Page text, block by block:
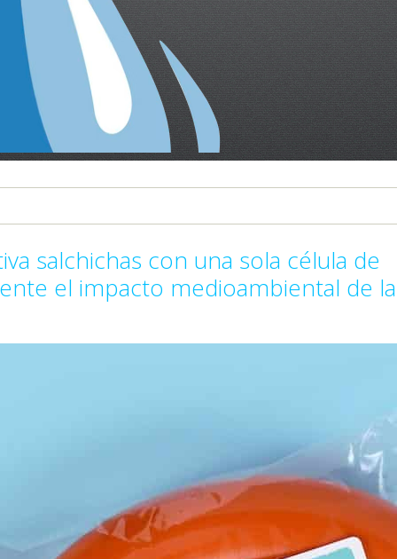
que tan sana es el agua en tu
salchichas con una sola célula de
el impacto medioambiental de la